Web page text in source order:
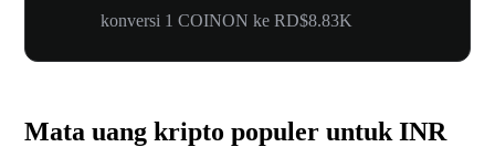
konversi 1 COINON ke RD$8.83K
Mata uang kripto populer untuk INR